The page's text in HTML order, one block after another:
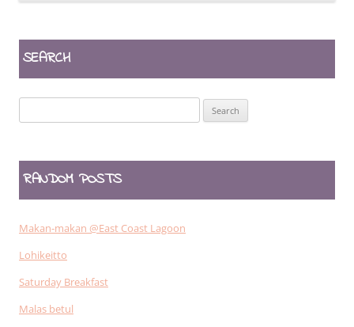
SEARCH
for:
RANDOM POSTS
Makan-makan @East Coast Lagoon
Lohikeitto
Saturday Breakfast
Malas betul